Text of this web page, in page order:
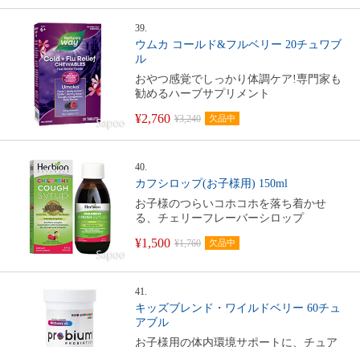
39.
ウムカ コールド&フルベリー 20チュワブ
ル
おやつ感覚でしっかり体調ケア!専門家も
勧めるハーブサプリメント
¥2,760 ¥3,240 欠品中
40.
カフシロップ(お子様用) 150ml
お子様のつらいコホコホを落ち着かせ
る、チェリーフレーバーシロップ
¥1,500 ¥1,760 欠品中
41.
キッズブレンド・ワイルドベリー 60チュ
アブル
お子様用の体内環境サポートに、チュア